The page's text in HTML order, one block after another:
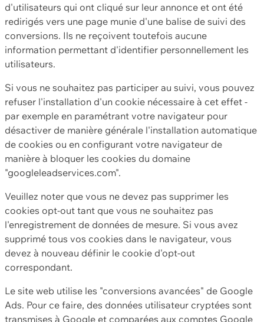
d'utilisateurs qui ont cliqué sur leur annonce et ont été
redirigés vers une page munie d'une balise de suivi des
conversions. Ils ne reçoivent toutefois aucune
information permettant d'identifier personnellement les
utilisateurs.
Si vous ne souhaitez pas participer au suivi, vous pouvez
refuser l'installation d'un cookie nécessaire à cet effet -
par exemple en paramétrant votre navigateur pour
désactiver de manière générale l'installation automatique
de cookies ou en configurant votre navigateur de
manière à bloquer les cookies du domaine
"googleleadservices.com".
Veuillez noter que vous ne devez pas supprimer les
cookies opt-out tant que vous ne souhaitez pas
l'enregistrement de données de mesure. Si vous avez
supprimé tous vos cookies dans le navigateur, vous
devez à nouveau définir le cookie d'opt-out
correspondant.
Le site web utilise les "conversions avancées" de Google
Ads. Pour ce faire, des données utilisateur cryptées sont
transmises à Google et comparées aux comptes Google